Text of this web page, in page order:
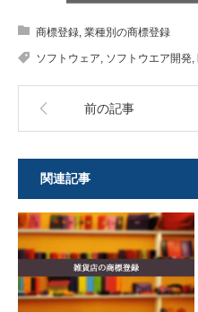
商標登録, 業種別の商標登録
ソフトウェア, ソフトウエア開発,
前の記事
関連記事